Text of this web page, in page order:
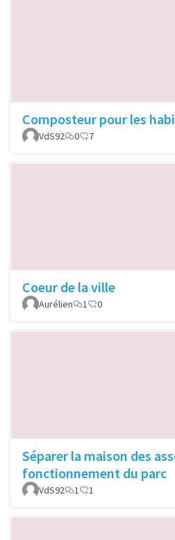
Composteur pour les
VdS92 0 7
Coeur de la ville
Aurélien 1 0
Séparer la maison des
fonctionnement du parc
VdS92 1 1